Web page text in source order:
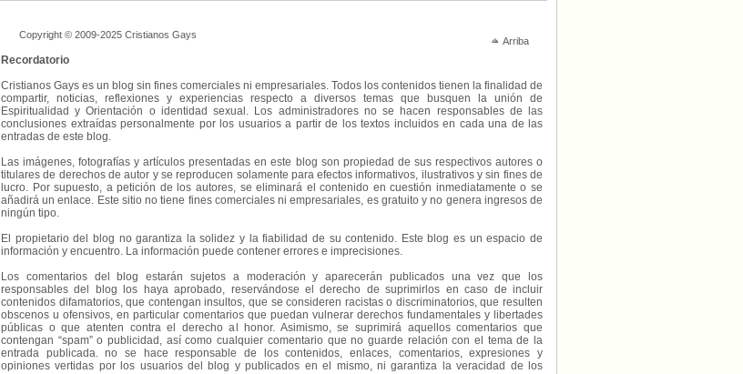
Arriba
Copyright © 2009-2025 Cristianos Gays
Recordatorio
Cristianos Gays es un blog sin fines comerciales ni empresariales. Todos los contenidos tienen la finalidad de
compartir, noticias, reflexiones y experiencias respecto a diversos temas que busquen la unión de
Espiritualidad y Orientación o identidad sexual. Los administradores no se hacen responsables de las
conclusiones extraídas personalmente por los usuarios a partir de los textos incluidos en cada una de las
entradas de este blog.
Las imágenes, fotografías y artículos presentadas en este blog son propiedad de sus respectivos autores o
titulares de derechos de autor y se reproducen solamente para efectos informativos, ilustrativos y sin fines de
lucro. Por supuesto, a petición de los autores, se eliminará el contenido en cuestión inmediatamente o se
añadirá un enlace. Este sitio no tiene fines comerciales ni empresariales, es gratuito y no genera ingresos de
ningún tipo.
El propietario del blog no garantiza la solidez y la fiabilidad de su contenido. Este blog es un espacio de
información y encuentro. La información puede contener errores e imprecisiones.
Los comentarios del blog estarán sujetos a moderación y aparecerán publicados una vez que los
responsables del blog los haya aprobado, reservándose el derecho de suprimirlos en caso de incluir
contenidos difamatorios, que contengan insultos, que se consideren racistas o discriminatorios, que resulten
obscenos u ofensivos, en particular comentarios que puedan vulnerar derechos fundamentales y libertades
públicas o que atenten contra el derecho al honor. Asimismo, se suprimirá aquellos comentarios que
contengan “spam” o publicidad, así como cualquier comentario que no guarde relación con el tema de la
entrada publicada. no se hace responsable de los contenidos, enlaces, comentarios, expresiones y
opiniones vertidas por los usuarios del blog y publicados en el mismo, ni garantiza la veracidad de los